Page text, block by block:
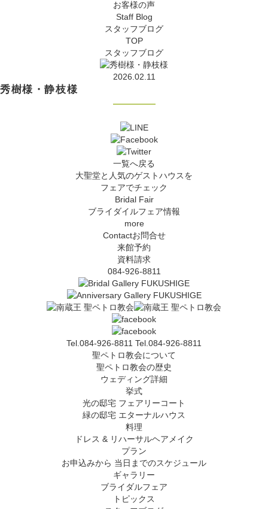
お客様の声
Staff Blog
スタッフブログ
TOP
スタッフブログ
2026.02.11
秀樹様・静枝様
一覧へ戻る
大聖堂と人気のゲストハウスを
フェアでチェック
Bridal Fair
ブライダイルフェア情報
more
Contactお問合せ
来館予約
資料請求
084-926-8811
Tel.084-926-8811 Tel.084-926-8811
聖ペトロ教会について
聖ペトロ教会の歴史
ウェディング詳細
挙式
光の邸宅 フェアリーコート
緑の邸宅 エターナルハウス
料理
ドレス & リハーサルヘアメイク
プラン
お申込みから 当日までのスケジュール
ギャラリー
ブライダルフェア
トピックス